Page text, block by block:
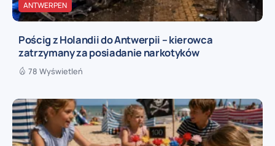
ANTWERPEN
Pościg z Holandii do Antwerpii – kierowca
zatrzymany za posiadanie narkotyków
78 Wyświetleń